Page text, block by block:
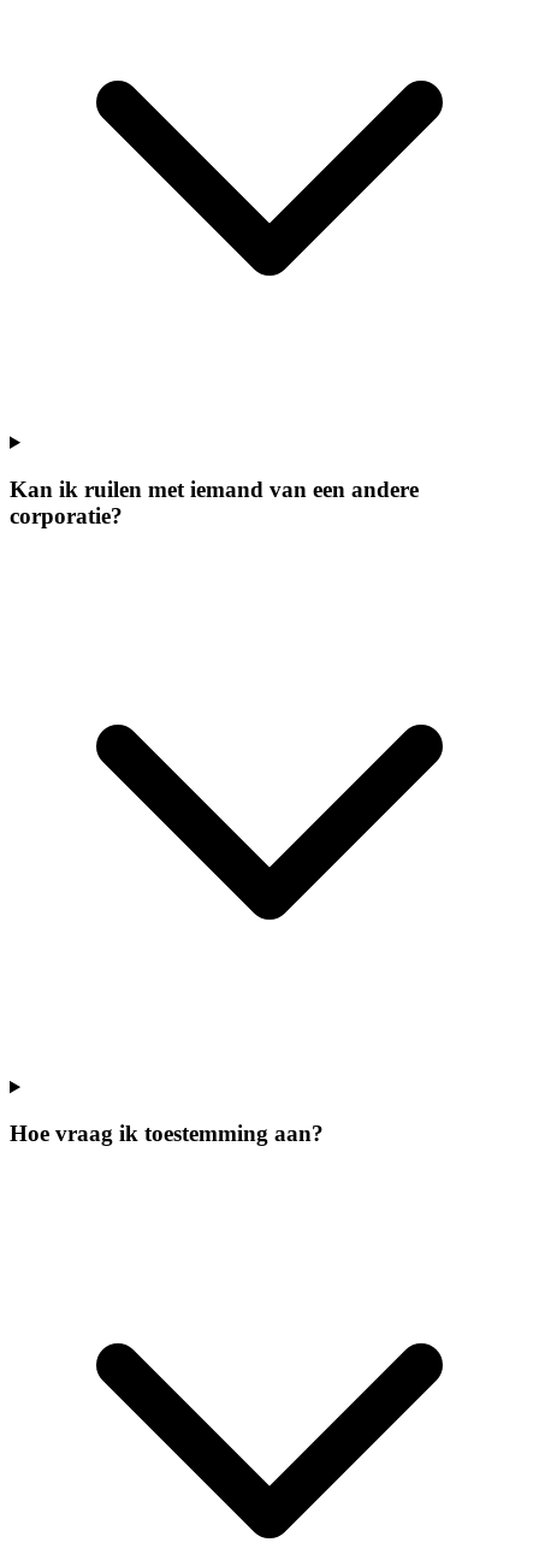
Kan ik ruilen met iemand van een andere
corporatie?
Hoe vraag ik toestemming aan?